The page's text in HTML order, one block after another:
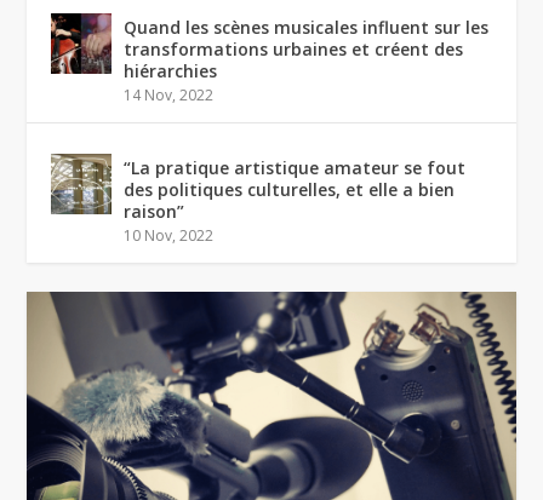
Quand les scènes musicales influent sur les
transformations urbaines et créent des
hiérarchies
14 Nov, 2022
“La pratique artistique amateur se fout
des politiques culturelles, et elle a bien
raison”
10 Nov, 2022